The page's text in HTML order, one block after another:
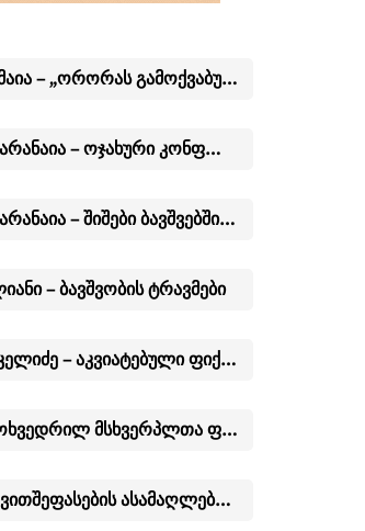
რენატა ცომაია – „ორორას გამოქვაბულის თავგადასავალი“
ქრისტინე კარანაია – ოჯახური კონფლიქტები ბავშვის თვალით – რას ვერ ამჩნევენ მშობლები?
ქრისტინე კარანაია – შიშები ბავშვებში და მასთან გამკლავების გზები
– ბავშვობის ტრავმები
გიორგი კეკელიძე – აკვიატებული ფიქრების შინაარსი, ობსესიური აშლილობისას
სტიქიაში მოხვედრილ მსხვერპლთა ფსიქოლოგიური ასპექტები – ირინა ბარკალაია
10 ნაბიჯი თვითშეფასების ასამაღლებლად